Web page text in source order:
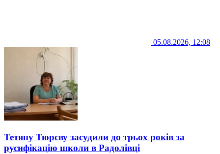
05.08.2026, 12:08
Тетяну Тюрєву засудили до трьох років за
русифікацію школи в Радолівці